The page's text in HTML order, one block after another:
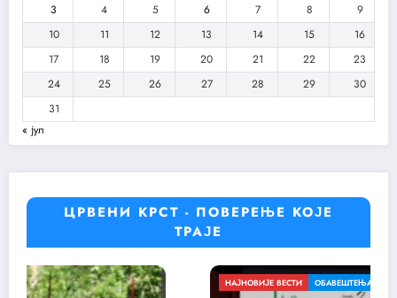
3
4 5 6 7 8
9
10
11 12 13 14 15
16
17
18 19 20 21 22
23
24
25 26 27 28 29
30
31
« јул
ЦРВЕНИ КРСТ - ПОВЕРЕЊЕ КОЈЕ
ТРАЈЕ
НАЈНОВИЈЕ ВЕСТИ ОБАВЕШТЕЊА